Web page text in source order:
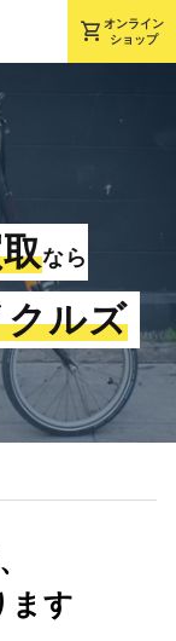
shopping_cart オンライン
ショップ
なら
ルズ
ます